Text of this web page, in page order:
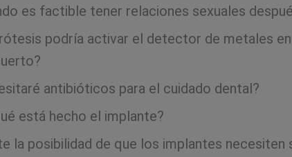
es factible tener relaciones sexuales
podría activar el detector de metales en
antibióticos para el cuidado dental?
está hecho el implante?
la posibilidad de que los implantes necesiten